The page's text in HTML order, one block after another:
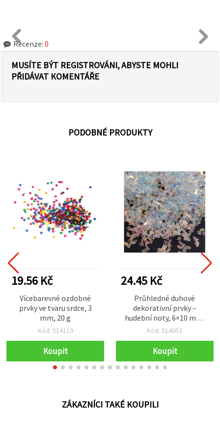
Recenze: 0
MUSÍTE BÝT REGISTROVÁNI, ABYSTE MOHLI
PŘIDÁVAT KOMENTÁŘE
PODOBNÉ PRODUKTY
19.56 Kč
Vícebarevné ozdobné
prvky ve tvaru srdce, 3
mm, 20 g
Kód: 514119
Koupit
24.45 Kč
Průhledné duhové
dekorativní prvky –
hudební noty, 6×10 mm,
20 g
Kód: 514053
Koupit
ZÁKAZNÍCI TAKÉ KOUPILI